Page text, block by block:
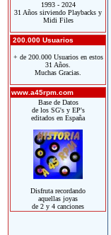
1993 - 2024
31 Años sirviendo Playbacks y
Midi Files
200.000 Usuarios
+ de 200.000 Usuarios en estos
31 Años.
Muchas Gracias.
www.a45rpm.com
Base de Datos
de los SG's y EP's
editados en España
Disfruta recordando
aquellas joyas
de 2 y 4 canciones